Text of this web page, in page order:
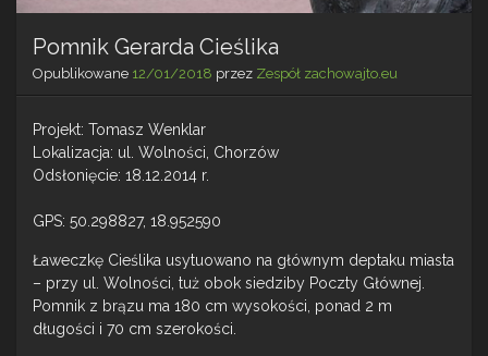
Pomnik Gerarda Cieślika
Opublikowane 12/01/2018 przez Zespół zachowajto.eu
Projekt: Tomasz Wenklar
Lokalizacja: ul. Wolności, Chorzów
Odsłonięcie: 18.12.2014 r.
GPS: 50.298827, 18.952590
Ławeczkę Cieślika usytuowano na głównym deptaku miasta
– przy ul. Wolności, tuż obok siedziby Poczty Głównej.
Pomnik z brązu ma 180 cm wysokości, ponad 2 m
długości i 70 cm szerokości.